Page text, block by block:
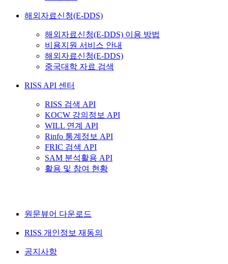
해외자료신청(E-DDS)
해외자료신청(E-DDS) 이용 방법
비용지원 서비스 안내
해외자료신청(E-DDS)
중국대학 자료 검색
RISS API 센터
RISS 검색 API
KOCW 강의정보 API
WILL 연계 API
Rinfo 통계정보 API
FRIC 검색 API
SAM 분석활용 API
활용 및 참여 현황
원문뷰어 다운로드
RISS 개인정보 재동의
공지사항